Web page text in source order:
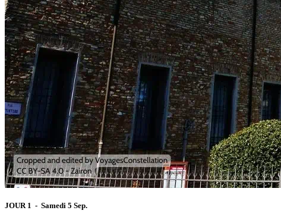
JOUR 1 - Samedi 5 Sep.